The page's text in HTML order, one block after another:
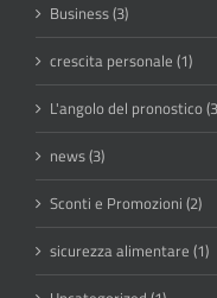
Business (3)
crescita personale (1)
L'angolo del pronostico
news (3)
Sconti e Promozioni (2)
sicurezza alimentare (1)